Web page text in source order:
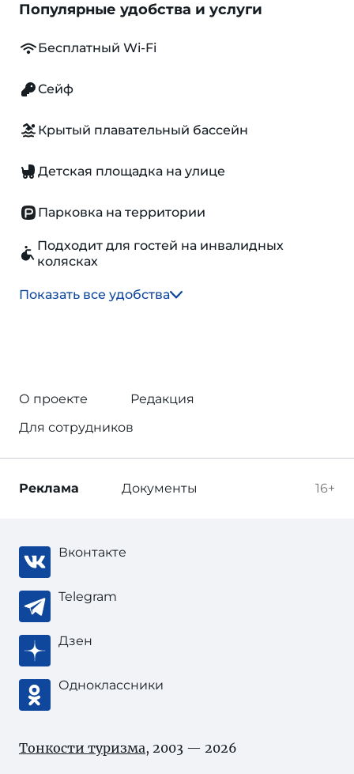
Популярные удобства и услуги
Бесплатный Wi-Fi
Сейф
Крытый плавательный бассейн
Детская площадка на улице
Парковка на территории
Подходит для гостей на инвалидных
колясках
Показать все удобства
О проекте
Редакция
Для сотрудников
16+
Реклама Документы
Вконтакте
Telegram
Дзен
Одноклассники
Тонкости туризма, 2003 — 2026